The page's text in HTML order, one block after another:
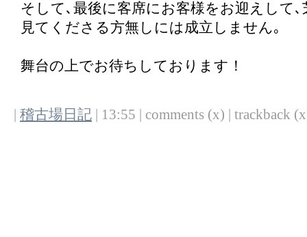
そして､最後に客席にお客様をお迎えして
見てくださる方無しには成立しません｡
舞台の上でお待ちしております！
稽古場日記 | 13:55 | comments (x) | trackback